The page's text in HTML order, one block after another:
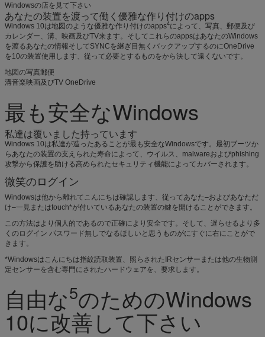
Windowsの店を見て下さい
あなたの装置を渡って働く優雅な作り付けのapps
Windows 10は地図のような優雅な作り付けのapps4によって、写真、郵便及び
カレンダー、溝、映画及びTV来ます。そしてこれらのappsはあなたのWindows
を渡るあなたの情報そしてSYNCを継ぎ目無くバックアップするのにOneDrive
を10の装置使用します、従って必要とするものをから決して遠くないです。
地図の写真郵便
溝音楽映画及びTV OneDrive
最も安全なWindows
私達は覆いました持っています
Windows 10は私達が造ったあることが最も安全なWindowsです。最初ブーツか
らあなたの装置の支えられた寿命によって、ウイルス、malwareおよびphishing
攻撃から保護を助ける高められたセキュリティ機能によってカバーされます。
微笑のログイン
Windowsは他から離れてこんにちは確認します、従ってあなた–およびあなただ
け–一見またはtouch*が付いているあなたの装置の鍵を開けることができます。
この方法はより個人的であるので正確により安全です。そして、遅らせるより多
くのログイン パスワード無しでなるほしいと思うものがにすぐに右にことがで
きます。
*Windowsはこんにちは指紋読取装置、照らされたIRセンサーまたは他の生物測
定センサーを含む専門にされたハードウェアを、要求します。
自由な5のためのWindows
10に改善して下さい